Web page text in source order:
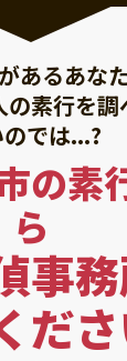
あるあなた
素行を調
では...?
の素
ら
事
ださ